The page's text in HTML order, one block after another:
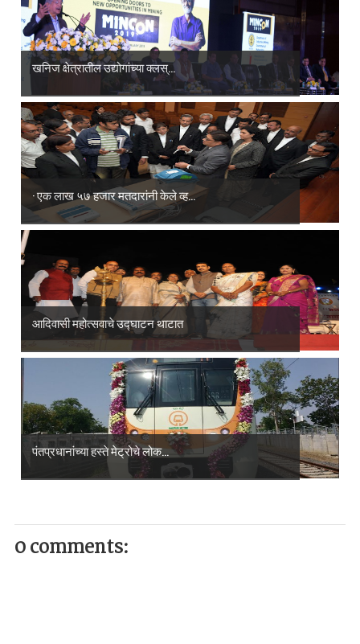
खनिज क्षेत्रातील उद्योगांच्या क्लस्...
· एक लाख ५७ हजार मतदारांनी केले व्ह...
आदिवासी महोत्सवाचे उद्घाटन थाटात
पंतप्रधानांच्या हस्ते मेट्रोचे लोक...
0 comments: